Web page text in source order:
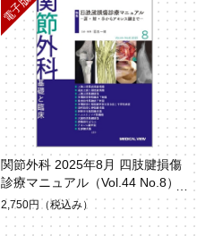
関節外科 2025年8月 四肢腱損傷
診療マニュアル（Vol.44 No.8）
2,750円 （税込み）